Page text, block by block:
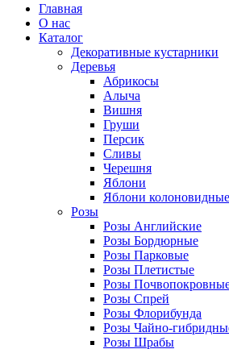
Главная
О нас
Каталог
Декоративные кустарники
Деревья
Абрикосы
Алыча
Вишня
Груши
Персик
Сливы
Черешня
Яблони
Яблони колоновидные
Розы
Розы Английские
Розы Бордюрные
Розы Парковые
Розы Плетистые
Розы
Розы Спрей
Розы Флорибунда
Розы Чайно-
Розы Шрабы